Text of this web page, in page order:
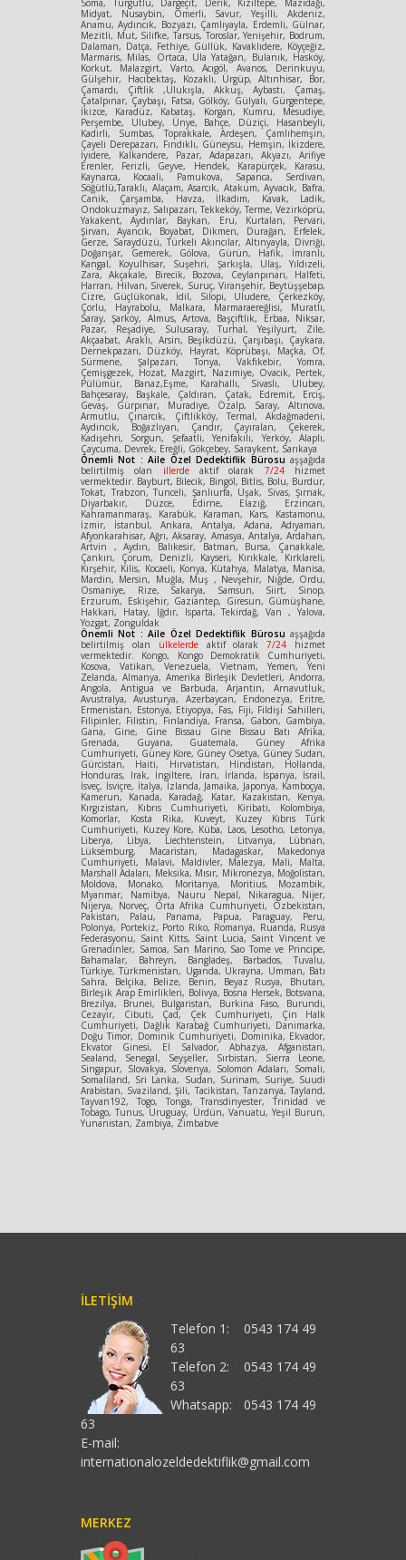
Soma, Turgutlu, Dargeçit, Derik, Kızıltepe, Mazıdağı,
Midyat, Nusaybin, Ömerli, Savur, Yeşilli, Akdeniz,
Anamu, Aydıncık, Bozyazı, Çamlıyayla, Erdemli, Gülnar,
Mezitli, Mut, Silifke, Tarsus, Toroslar, Yenişehir, Bodrum,
Dalaman, Datça, Fethiye, Güllük, Kavaklıdere, Köyçeğiz,
Marmaris, Milas, Ortaca, Ula Yatağan, Bulanık, Hasköy,
Korkut, Malazgirt, Varto, Acıgöl, Avanos, Derinkuyu,
Gülşehir, Hacıbektaş, Kozaklı, Ürgüp, Altınhisar, Bor,
Çamardı, Çiftlik ,Ulukışla, Akkuş, Aybastı, Çamaş,
Çatalpınar, Çaybaşı, Fatsa, Gölköy, Gülyalı, Gürgentepe,
İkizce, Karadüz, Kabataş, Korgan, Kumru, Mesudiye,
Perşembe, Ulubey, Ünye, Bahçe, Düziçi, Hasanbeyli,
Kadirli, Sumbas, Toprakkale, Ardeşen, Çamlıhemşin,
Çayeli Derepazarı, Fındıklı, Güneysu, Hemşin, İkizdere,
İyidere, Kalkandere, Pazar, Adapazarı, Akyazı, Arifiye
Erenler, Ferizli, Geyve, Hendek, Karapürçek, Karasu,
Kaynarca, Kocaali, Pamukova, Sapanca, Serdivan,
Söğütlü,Taraklı, Alaçam, Asarcık, Atakum, Ayvacık, Bafra,
Canik, Çarşamba, Havza, İlkadım, Kavak, Ladik,
Ondokuzmayız, Salıpazarı, Tekkeköy, Terme, Vezirköprü,
Yakakent, Aydınlar, Baykan, Eru, Kurtalan, Pervari,
Şirvan, Ayancık, Boyabat, Dikmen, Durağan, Erfelek,
Gerze, Saraydüzü, Türkeli Akıncılar, Altınyayla, Divriği,
Doğanşar, Gemerek, Gölova, Gürün, Hafik, İmranlı,
Kangal, Koyulhisar, Suşehri, Şarkışla, Ulaş, Yıldızeli,
Zara, Akçakale, Birecik, Bozova, Ceylanpınarı, Halfeti,
Harran, Hilvan, Siverek, Suruç, Viranşehir, Beytüşşebap,
Cizre, Güçlükonak, İdil, Silopi, Uludere, Çerkezköy,
Çorlu, Hayrabolu, Malkara, Marmaraereğlisi, Muratlı,
Saray, Şarköy, Almus, Artova, Başçiftlik, Erbaa, Niksar,
Pazar, Reşadiye, Sulusaray, Turhal, Yeşilyurt, Zile,
Akçaabat, Araklı, Arsin, Beşikdüzü, Çarşıbaşı, Çaykara,
Dernekpazarı, Düzköy, Hayrat, Köprübaşı, Maçka, Of,
Sürmene, Şalpazarı, Tonya, Vakfıkebir, Yomra,
Çemişgezek, Hozat, Mazgirt, Nazımiye, Ovacık, Pertek,
Pülümür, Banaz,Eşme, Karahallı, Sivaslı, Ulubey,
Bahçesaray, Başkale, Çaldıran, Çatak, Edremit, Erciş,
Gevaş, Gürpınar, Muradiye, Özalp, Saray, Altınova,
Armutlu, Çınarcık, Çiftlikköy, Termal, Akdağmadeni,
Aydıncık, Boğazlıyan, Çandır, Çayıralan, Çekerek,
Kadışehri, Sorgun, Şefaatli, Yenifakılı, Yerköy, Alaplı,
Çaycuma, Devrek, Ereğli, Gökçebey, Saraykent, Sarıkaya
Önemli Not : Aile Özel Dedektiflik Bürosu aşşağıda
belirtilmiş olan illerdeaktif olarak 7/24hizmet
vermektedir. Bayburt, Bilecik, Bingöl, Bitlis, Bolu, Burdur,
Tokat, Trabzon, Tunceli, Şanlıurfa, Uşak, Sivas, Şırnak,
Diyarbakır, Düzce, Edirne, Elazığ, Erzincan,
Kahramanmaraş, Karabük, Karaman, Kars, Kastamonu,
İzmir, İstanbul, Ankara, Antalya, Adana, Adıyaman,
Afyonkarahisar, Ağrı, Aksaray, Amasya, Antalya, Ardahan,
Artvin , Aydın, Balıkesir, Batman, Bursa, Çanakkale,
Çankırı, Çorum, Denizli, Kayseri, Kırıkkale, Kırklareli,
Kırşehir, Kilis, Kocaeli, Konya, Kütahya, Malatya, Manisa,
Mardin, Mersin, Muğla, Muş , Nevşehir, Niğde, Ordu,
Osmaniye, Rize, Sakarya, Samsun, Siirt, Sinop,
Erzurum, Eskişehir, Gaziantep, Giresun, Gümüşhane,
Hakkari, Hatay, Iğdır, Isparta, Tekirdağ, Van , Yalova,
Yozgat, Zonguldak
Önemli Not : Aile Özel Dedektiflik Bürosu aşşağıda
belirtilmiş olan ülkelerdeaktif olarak7/24 hizmet
vermektedir. Kongo, Kongo Demokratik Cumhuriyeti,
Kosova, Vatikan, Venezuela, Vietnam, Yemen, Yeni
Zelanda, Almanya, Amerika Birleşik Devletleri, Andorra,
Angola, Antigua ve Barbuda, Arjantin, Arnavutluk,
Avustralya, Avusturya, Azerbaycan, Endonezya, Eritre,
Ermenistan, Estonya, Etiyopya, Fas, Fiji, Fildişi Sahilleri,
Filipinler, Filistin, Finlandiya, Fransa, Gabon, Gambiya,
Gana, Gine, Gine Bissau Gine Bissau Batı Afrika,
Grenada, Guyana, Guatemala, Güney Afrika
Cumhuriyeti, Güney Kore, Güney Osetya, Güney Sudan,
Gürcistan, Haiti, Hırvatistan, Hindistan, Hollanda,
Honduras, Irak, İngiltere, İran, İrlanda, İspanya, İsrail,
İsveç, İsviçre, İtalya, İzlanda, Jamaika, Japonya, Kamboçya,
Kamerun, Kanada, Karadağ, Katar, Kazakistan, Kenya,
Kırgızistan, Kıbrıs Cumhuriyeti, Kiribati, Kolombiya,
Komorlar, Kosta Rika, Kuveyt, Kuzey Kıbrıs Türk
Cumhuriyeti, Kuzey Kore, Küba, Laos, Lesotho, Letonya,
Liberya, Libya, Liechtenstein, Litvanya, Lübnan,
Lüksemburg, Macaristan, Madagaskar, Makedonya
Cumhuriyeti, Malavi, Maldivler, Malezya, Mali, Malta,
Marshall Adaları, Meksika, Mısır, Mikronezya, Moğolistan,
Moldova, Monako, Moritanya, Moritius, Mozambik,
Myanmar, Namibya, Nauru Nepal, Nikaragua, Nijer,
Nijerya, Norveç, Orta Afrika Cumhuriyeti, Özbekistan,
Pakistan, Palau, Panama, Papua, Paraguay, Peru,
Polonya, Portekiz, Porto Riko, Romanya, Ruanda, Rusya
Federasyonu, Saint Kitts, Saint Lucia, Saint Vincent ve
Grenadinler, Samoa, San Marino, Sao Tome ve Principe,
Bahamalar, Bahreyn, Bangladeş, Barbados, Tuvalu,
Türkiye, Türkmenistan, Uganda, Ukrayna, Umman, Batı
Sahra, Belçika, Belize, Benin, Beyaz Rusya, Bhutan,
Birleşik Arap Emirlikleri, Bolivya, Bosna Hersek, Botsvana,
Brezilya, Brunei, Bulgaristan, Burkina Faso, Burundi,
Cezayir, Cibuti, Çad, Çek Cumhuriyeti, Çin Halk
Cumhuriyeti, Dağlık Karabağ Cumhuriyeti, Danimarka,
Doğu Timor, Dominik Cumhuriyeti, Dominika, Ekvador,
Ekvator Ginesi, El Salvador, Abhazya, Afganistan,
Sealand, Senegal, Seyşeller, Sırbistan, Sierra Leone,
Singapur, Slovakya, Slovenya, Solomon Adaları, Somali,
Somaliland, Sri Lanka, Sudan, Surinam, Suriye, Suudi
Arabistan, Svaziland, Şili, Tacikistan, Tanzanya, Tayland,
Tayvan192, Togo, Tonga, Transdinyester, Trinidad ve
Tobago, Tunus, Uruguay, Ürdün, Vanuatu, Yeşil Burun,
Yunanistan, Zambiya, Zimbabve
İLETIŞIM
Telefon 1:
0543 174 49
63
Telefon 2:
0543 174 49
63
Whatsapp:
0543 174 49
63
E-mail:
internationalozeldedektiflik@gmail.com
MERKEZ